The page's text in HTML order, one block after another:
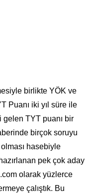
birlikte YÖK ve
Puanı iki yıl süre ile
gelen TYT puanı bir
birçok soruyu
hasebiyle
pek çok aday
olarak yüzlerce
çalıştık. Bu